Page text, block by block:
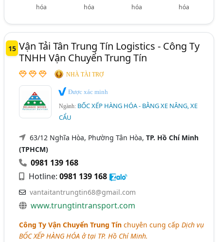
hóa
hóa
hóa
hóa
15 Vận Tải Tân Trung Tín Logistics - Công Ty
TNHH Vận Chuyển Trung Tín
NHÀ TÀI TRỢ
Được xác minh
Ngành: BỐC XẾP HÀNG HÓA - BẰNG XE NÂNG, XE
CẨU
63/12 Nghĩa Hòa, Phường Tân Hòa,TP. Hồ Chí Minh
(TPHCM)
0981 139 168
Hotline:0981 139 168
vantaitantrungtin68@gmail.com
www.trungtintransport.com
Công Ty Vận Chuyển Trung Tínchuyên cung cấpDịch vụ
BỐC XẾP HÀNG HÓA ở tại TP. Hồ Chí Minh.